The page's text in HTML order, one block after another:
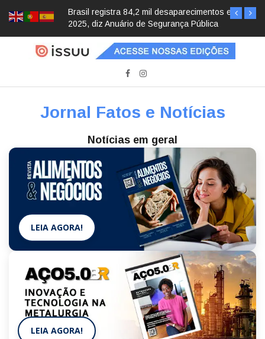
Brasil registra 84,2 mil desaparecimentos em
2025, diz Anuário de Segurança Pública
Jornal Fatos e Notícias
Notícias em geral
LEIA AGORA!
LEIA AGORA!